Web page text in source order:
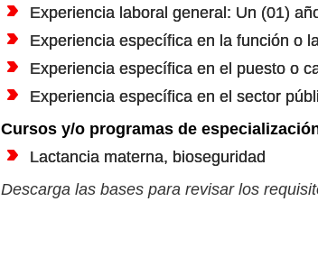
Experiencia laboral general: Un (01)
Experiencia específica en la función o
Experiencia específica en el puesto o
Experiencia específica en el sector
Cursos y/o programas de
Lactancia materna, bioseguridad
Descarga las bases para revisar los